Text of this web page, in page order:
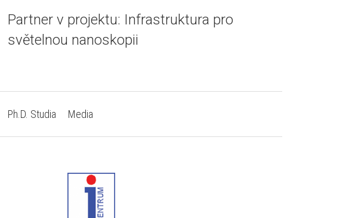
Partner v projektu: Infrastruktura pro
světelnou nanoskopii
Ph.D. Studia Media